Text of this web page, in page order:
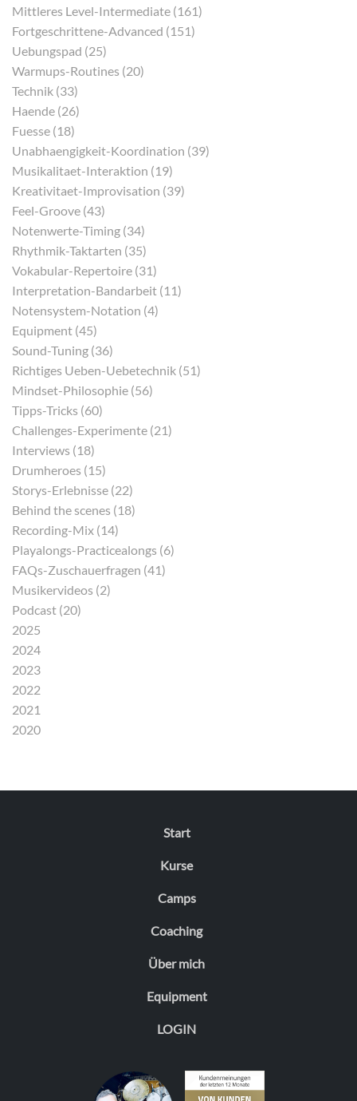
Mittleres Level-Intermediate (161)
Fortgeschrittene-Advanced (151)
Uebungspad (25)
Warmups-Routines (20)
Technik (33)
Haende (26)
Fuesse (18)
Unabhaengigkeit-Koordination (39)
Musikalitaet-Interaktion (19)
Kreativitaet-Improvisation (39)
Feel-Groove (43)
Notenwerte-Timing (34)
Rhythmik-Taktarten (35)
Vokabular-Repertoire (31)
Interpretation-Bandarbeit (11)
Notensystem-Notation (4)
Equipment (45)
Sound-Tuning (36)
Richtiges Ueben-Uebetechnik (51)
Mindset-Philosophie (56)
Tipps-Tricks (60)
Challenges-Experimente (21)
Interviews (18)
Drumheroes (15)
Storys-Erlebnisse (22)
Behind the scenes (18)
Recording-Mix (14)
Playalongs-Practicealongs (6)
FAQs-Zuschauerfragen (41)
Musikervideos (2)
Podcast (20)
2025
2024
2023
2022
2021
2020
Start
Kurse
Camps
Coaching
Über mich
Equipment
LOGIN